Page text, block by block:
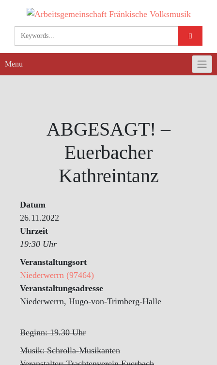
content
Menu
ABGESAGT! –
Euerbacher
Kathreintanz
Datum
26.11.2022
Uhrzeit
19:30 Uhr
Veranstaltungsort
Niederwerrn (97464)
Veranstaltungsadresse
Niederwerrn, Hugo-von-Trimberg-Halle
Beginn: 19.30 Uhr
Musik: Schrolla-Musikanten